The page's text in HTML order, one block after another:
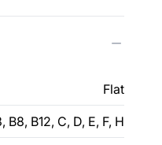
Flat
B8, B12, C, D, E, F, H